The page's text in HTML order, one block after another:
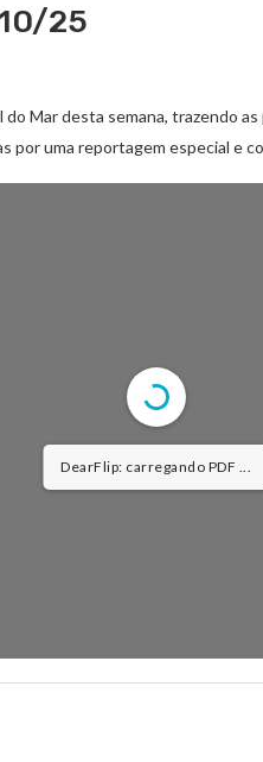
25
Mar desta semana, trazendo
por uma reportagem especial e
DearFlip: carregando PDF 3% ...